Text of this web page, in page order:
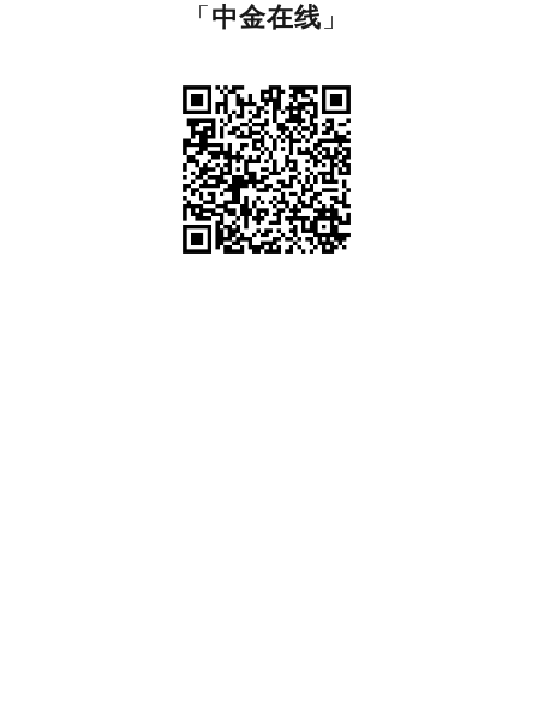
「中金在线 」